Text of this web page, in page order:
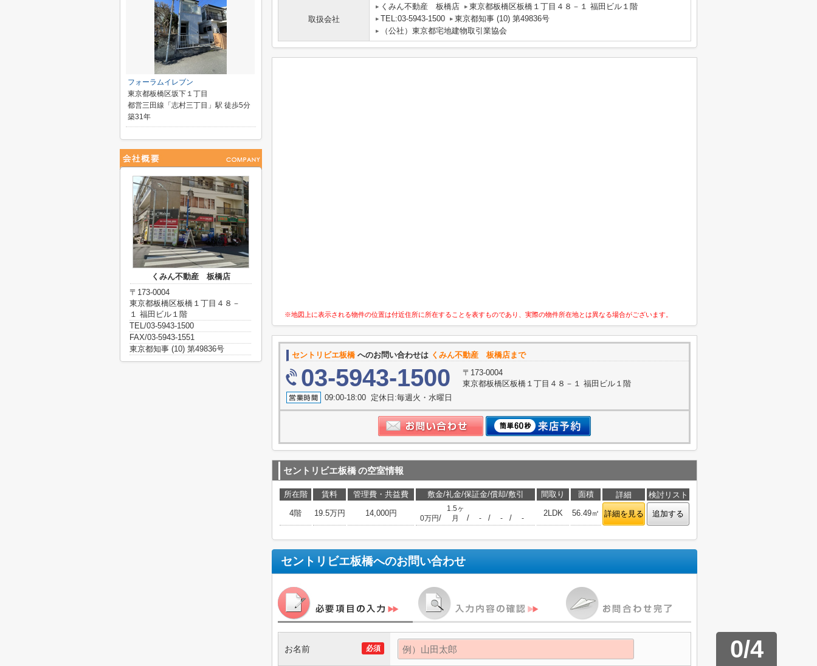
取扱会社
くみん不動産 板橋店
東京都板橋区板橋１丁目４８－１ 福田ビル１階
TEL:03-5943-1500
東京都知事 (10) 第49836号
（公社）東京都宅地建物取引業協会
※地図上に表示される物件の位置は付近住所に所在することを表すものであり、実際の物件所在地とは異なる場合がございます。
セントリビエ板橋 へのお問い合わせは くみん不動産 板橋店まで
03-5943-1500
〒173-0004
東京都板橋区板橋１丁目４８－１ 福田ビル１階
09:00-18:00 定休日:毎週火・水曜日
セントリビエ板橋の空室情報
所在階 賃料 管理費・共益費 敷金/礼金/保証金/償却/敷引 間取り 面積 詳細
検討リスト
4階
19.5万円 14,000円
0万円/
1.5ヶ
月
/ - / - / -
2LDK 56.49㎡ 詳細を見る 追加する
セントリビエ板橋へのお問い合わせ
0/4
必須
お名前
フォーラムイレブン
東京都板橋区坂下１丁目
都営三田線「志村三丁目」駅 徒歩5分
築31年
くみん不動産 板橋店
〒173-0004
東京都板橋区板橋１丁目４８－
１ 福田ビル１階
TEL/03-5943-1500
FAX/03-5943-1551
東京都知事 (10) 第49836号